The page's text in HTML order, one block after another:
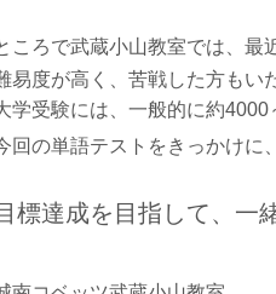
ころで武蔵小山教室では、最
易度が高く、苦戦した方もい
学受験には、一般的に約4000
回の単語テストをきっかけに、
標達成を目指して、一